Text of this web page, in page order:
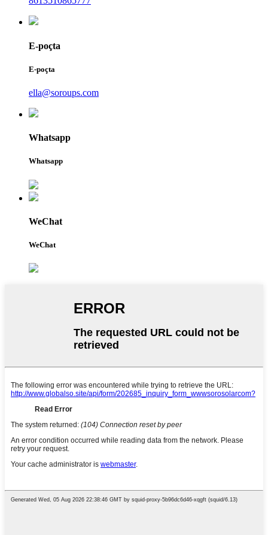
E-poçta
E-poçta
ella@soroups.com
Whatsapp
Whatsapp
WeChat
WeChat